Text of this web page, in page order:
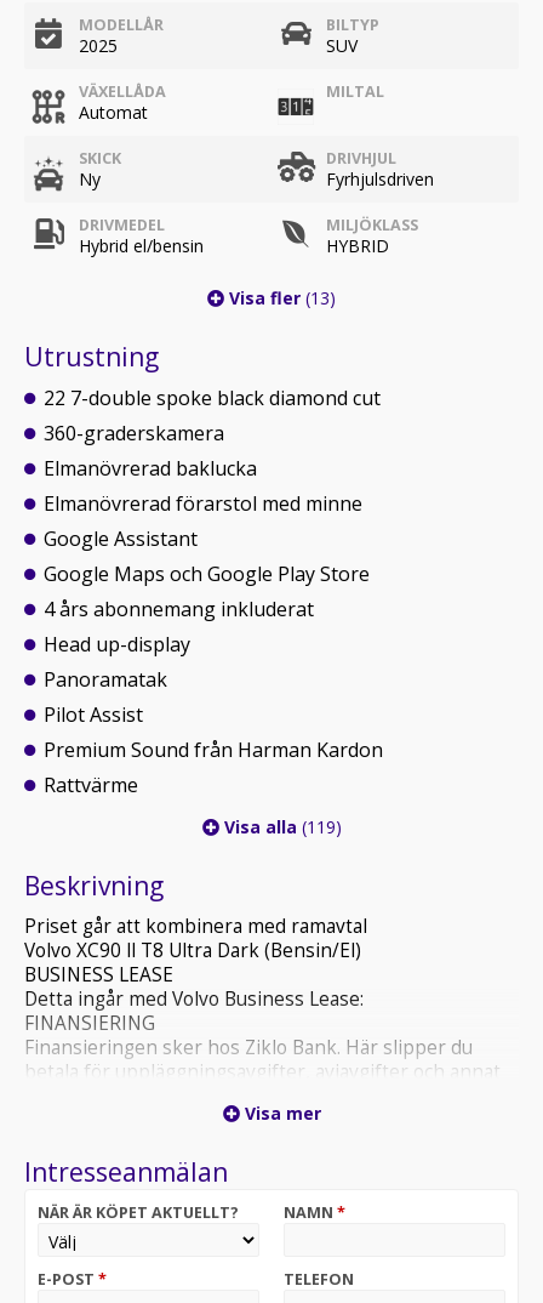
MODELLÅR
2025
BILTYP
SUV
VÄXELLÅDA
Automat
MILTAL
SKICK
Ny
DRIVHJUL
Fyrhjulsdriven
DRIVMEDEL
Hybrid el/bensin
MILJÖKLASS
HYBRID
Visa fler (13)
Utrustning
22 7-double spoke black diamond cut
360-graderskamera
Elmanövrerad baklucka
Elmanövrerad förarstol med minne
Google Assistant
Google Maps och Google Play Store
4 års abonnemang inkluderat
Head up-display
Panoramatak
Pilot Assist
Premium Sound från Harman Kardon
Rattvärme
Visa alla (119)
Beskrivning
Priset går att kombinera med ramavtal
Volvo XC90 ll T8 Ultra Dark (Bensin/El)
BUSINESS LEASE
Detta ingår med Volvo Business Lease:
FINANSIERING
Finansieringen sker hos Ziklo Bank. Här slipper du
betala för uppläggningsavgifter, aviavgifter och annat
försäkring, service, tvätt mm) får du på en och samma
SERVICEAVTAL
månadskostnad. Du behöver bara boka service och
lämna in bilen enligt rekommendationerna för din
VOLVIA FÖRSÄKRING
Visa mer
Intresseanmälan
NÄR ÄR KÖPET AKTUELLT? NAMN *
E-POST * TELEFON